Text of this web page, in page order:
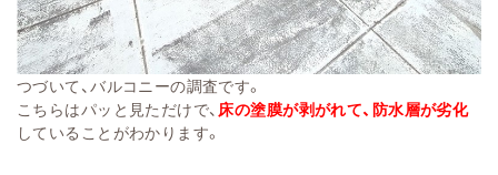
つづいて、バルコニーの調査です。
こちらはパッと見ただけで、 床の塗膜が剥がれて、防水層が劣化
していることがわかります。